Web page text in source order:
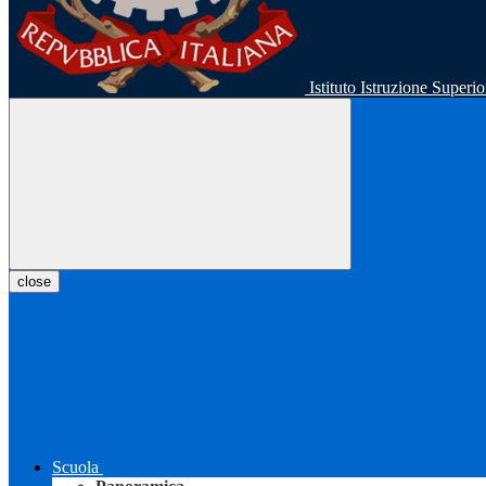
Istituto Istruzione
close
Scuola